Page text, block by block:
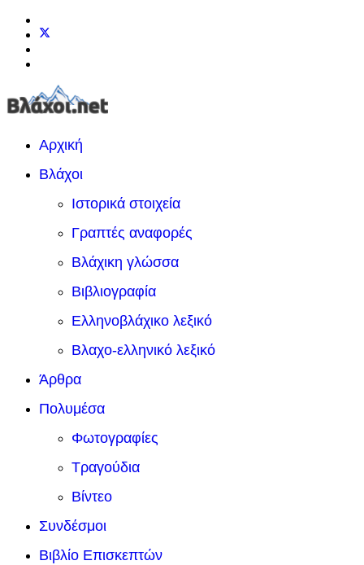
Αρχική
Βλάχοι
Ιστορικά στοιχεία
Γραπτές αναφορές
Βλάχικη γλώσσα
Βιβλιογραφία
Ελληνοβλάχικο λεξικό
Βλαχο-ελληνικό λεξικό
Άρθρα
Πολυμέσα
Φωτογραφίες
Τραγούδια
Βίντεο
Συνδέσμοι
Βιβλίο Επισκεπτών